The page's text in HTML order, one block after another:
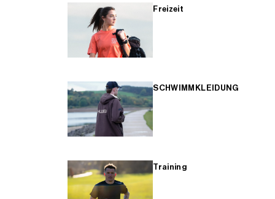
Freizeit
SCHWIMMKLEIDUNG
Training